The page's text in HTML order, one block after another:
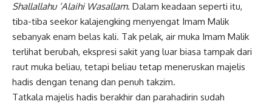
Shallallahu ‘Alaihi Wasallam. Dalam keadaan seperti itu,
tiba-tiba seekor kalajengking menyengat Imam Malik
sebanyak enam belas kali. Tak pelak, air muka Imam Malik
terlihat berubah, ekspresi sakit yang luar biasa tampak dari
raut muka beliau, tetapi beliau tetap meneruskan majelis
hadis dengan tenang dan penuh takzim.
Tatkala majelis hadis berakhir dan parahadirin sudah